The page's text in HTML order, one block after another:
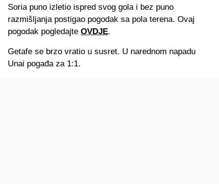
Soria puno izletio ispred svog gola i bez puno
razmišljanja postigao pogodak sa pola terena. Ovaj
pogodak pogledajte OVDJE.
Getafe se brzo vratio u susret. U narednom napadu
Unai pogađa za 1:1.